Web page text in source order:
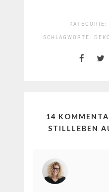
KATEGORIE:
SCHLAGWORTE:
14
STILLLEBEN